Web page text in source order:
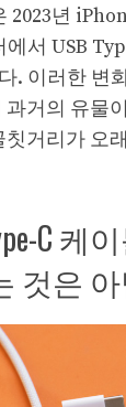
2023년
서 USB
. 이러한 변
과거의 유물
거리가 오
C 케
것은